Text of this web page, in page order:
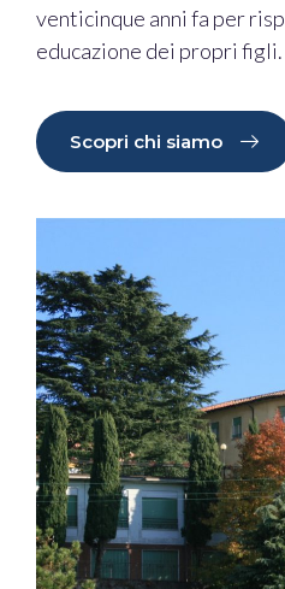
venticinque anni fa per
educazione dei propri figli.
Scopri chi siamo